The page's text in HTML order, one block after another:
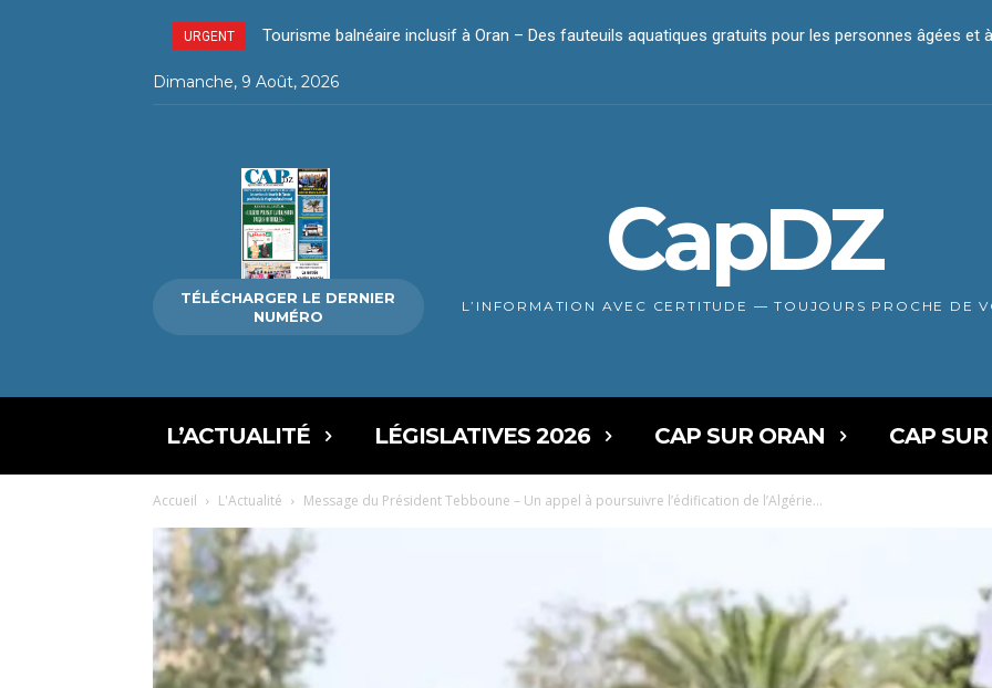
URGENT Tourisme balnéaire inclusif à Oran – Des fauteuils aquatiques gratuits pour les personnes âgées et à
La Direction de l’environnement passe à l’offensive – Cartons, emballages et détritus : les
Dimanche, 9 Août, 2026
TÉLÉCHARGER LE DERNIER
NUMÉRO
CapDZ
L’INFORMATION AVEC CERTITUDE — TOUJOURS PROCHE DE
L’ACTUALITÉ LÉGISLATIVES 2026 CAP SUR ORAN CAP
Accueil L'Actualité Message du Président Tebboune – Un appel à poursuivre l’édification de l’Algérie...